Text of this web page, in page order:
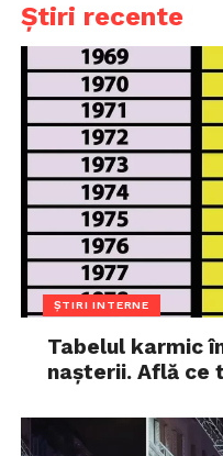
Știri recente
ȘTIRI INTERNE
Tabelul karmic
nașterii. Află ce